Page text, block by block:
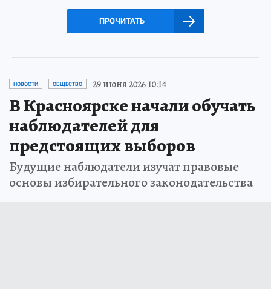
ПРОЧИТАТЬ
НОВОСТИ ОБЩЕСТВО 29 июня 2026 10:14
В Красноярске начали обучать
наблюдателей для
предстоящих выборов
Будущие наблюдатели изучат правовые
основы избирательного законодательства